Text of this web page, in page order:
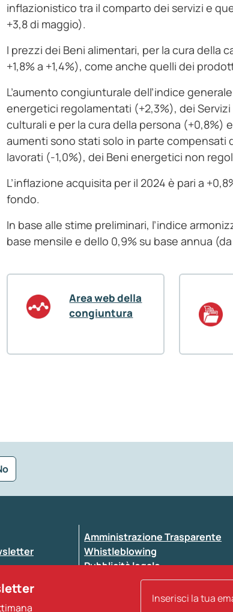
inflazionistico tra il comparto dei servizi e
+3,8 di maggio).
I prezzi dei Beni alimentari, per la cura della
+1,8% a +1,4%), come anche quelli dei
L’aumento congiunturale dell’indice
energetici regolamentati (+2,3%), dei
culturali e per la cura della persona (+0,8%)
aumenti sono stati solo in parte compensati
lavorati (-1,0%), dei Beni energetici non
L’inflazione acquisita per il 2024 è pari a
fondo.
In base alle stime preliminari, l’indice
base mensile e dello 0,9% su base annua
Area web della
congiuntura
Seleziona la tipologia della segnalazione
Amministrazione Trasparente
Whistleblowing
Pubblicità legale
Atti di notifica